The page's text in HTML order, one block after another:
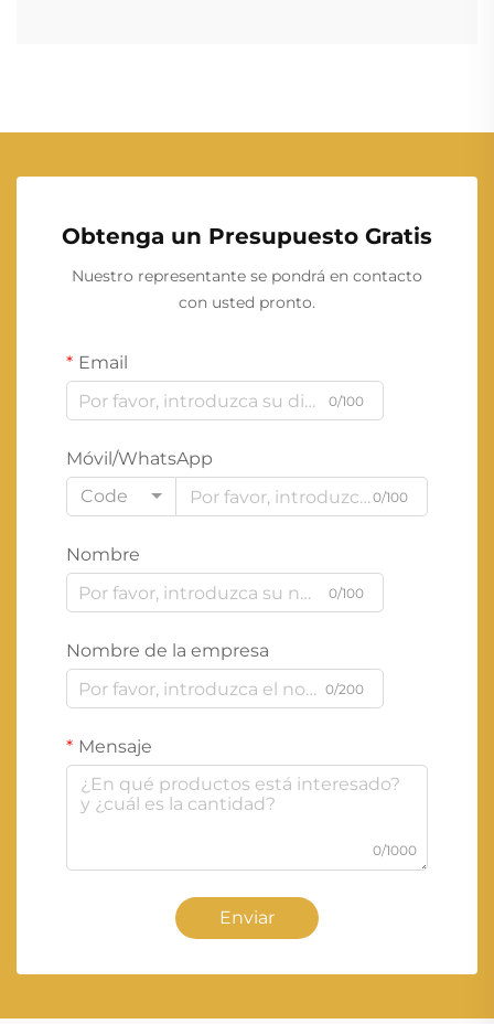
Obtenga un Presupuesto Gratis
Nuestro representante se pondrá en contacto
con usted pronto.
Email
0/100
Móvil/WhatsApp
Code
0/100
Nombre
0/100
Nombre de la empresa
0/200
Mensaje
0/1000
Enviar